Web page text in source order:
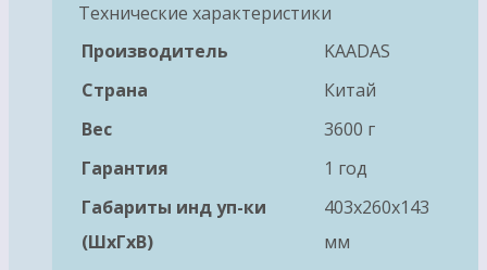
Технические характеристики
Производитель
KAADAS
Страна
Китай
Вес
3600 г
Гарантия
1 год
Габариты инд уп-ки
(ШхГхВ)
403x260x143
мм